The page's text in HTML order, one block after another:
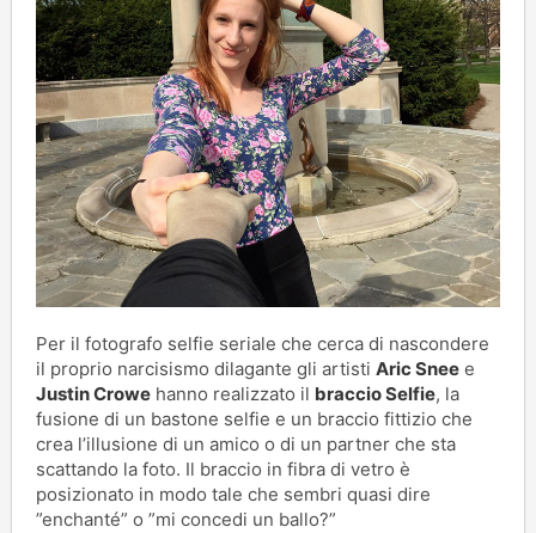
Per il fotografo selfie seriale che cerca di nascondere
il proprio narcisismo dilagante gli artisti Aric Snee e
Justin Crowe hanno realizzato il braccio Selfie, la
fusione di un bastone selfie e un braccio fittizio che
crea l’illusione di un amico o di un partner che sta
scattando la foto. Il braccio in fibra di vetro è
posizionato in modo tale che sembri quasi dire
”enchanté” o ”mi concedi un ballo?”